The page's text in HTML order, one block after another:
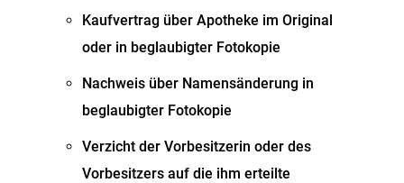
Kaufvertrag über Apotheke im Original
oder in beglaubigter Fotokopie
Nachweis über Namensänderung in
beglaubigter Fotokopie
Verzicht der Vorbesitzerin oder des
Vorbesitzers auf die ihm erteilte